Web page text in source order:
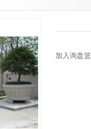
加入询盘篮